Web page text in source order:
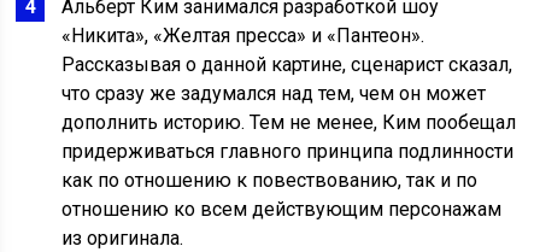
Альберт Ким занимался разработкой шоу
«Никита», «Желтая пресса» и «Пантеон».
Рассказывая о данной картине, сценарист сказал,
что сразу же задумался над тем, чем он может
дополнить историю. Тем не менее, Ким пообещал
придерживаться главного принципа подлинности
как по отношению к повествованию, так и по
отношению ко всем действующим персонажам
из оригинала.